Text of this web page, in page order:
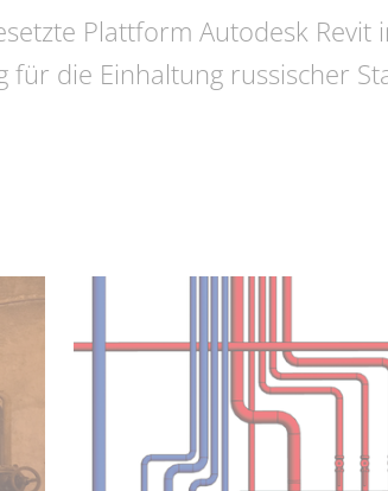
Plattform Autodesk Revit
die Einhaltung russischer